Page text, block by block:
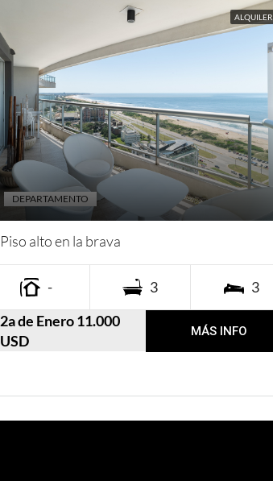
ALQUILER
Piso alto en la brava
- 3 3
DEPARTAMENTO
2a de Enero 11.000
USD
MÁS INFO